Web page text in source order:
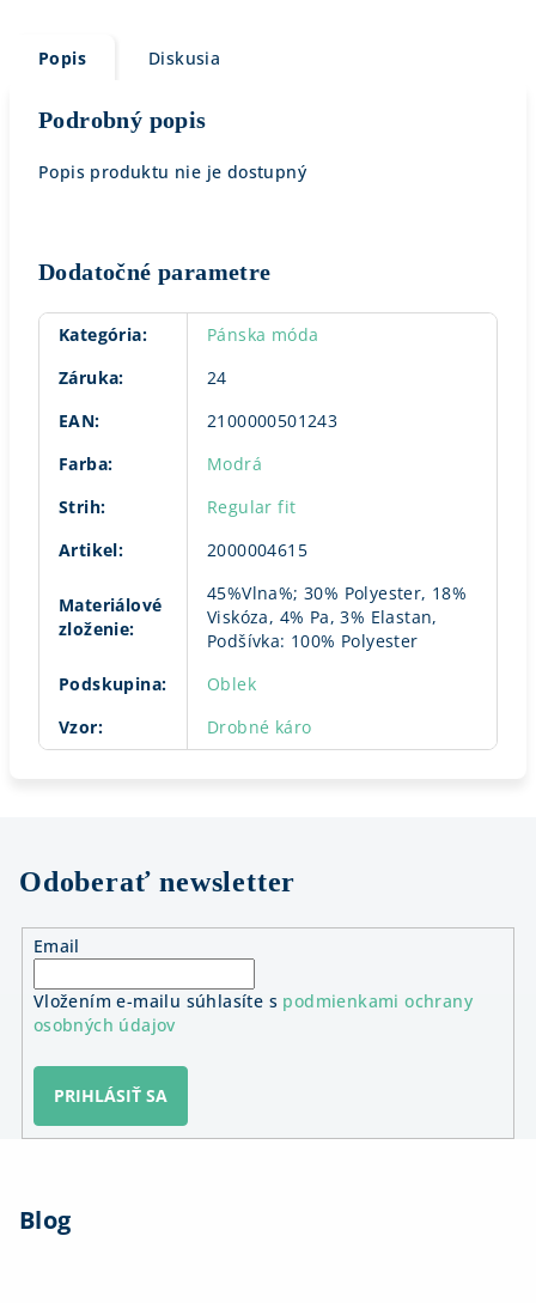
Popis Diskusia
Podrobný popis
Popis produktu nie je dostupný
Dodatočné parametre
Kategória:
Pánska móda
Záruka:
24
EAN:
2100000501243
Farba:
Modrá
Strih:
Regular fit
Artikel: 2000004615
Materiálové
zloženie:
45%Vlna%; 30% Polyester, 18%
Viskóza, 4% Pa, 3% Elastan,
Podšívka: 100% Polyester
Podskupina:
Oblek
Vzor: Drobné káro
Odoberať newsletter
Email
Vložením e-mailu súhlasíte s podmienkami ochrany
osobných údajov
PRIHLÁSIŤ SA
Blog